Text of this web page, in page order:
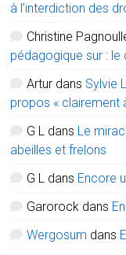
à l’interdiction des
Christine
pédagogique sur : le
Artur dans Sylvie
propos « clairement
G L dans Le
abeilles et frelons
G L dans Encore
Garorock dans
Wergosum dans